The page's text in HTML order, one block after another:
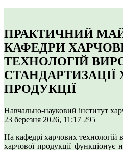
ПРАКТИЧНИЙ
КАФЕДРИ
ТЕХНОЛОГІЙ
СТАНДАРТИЗАЦІЇ
ПРОДУКЦІЇ
Навчально-науковий інститут
23 березня 2026, 11:17 295
На кафедрі харчових технологій
харчової продукції функціонує